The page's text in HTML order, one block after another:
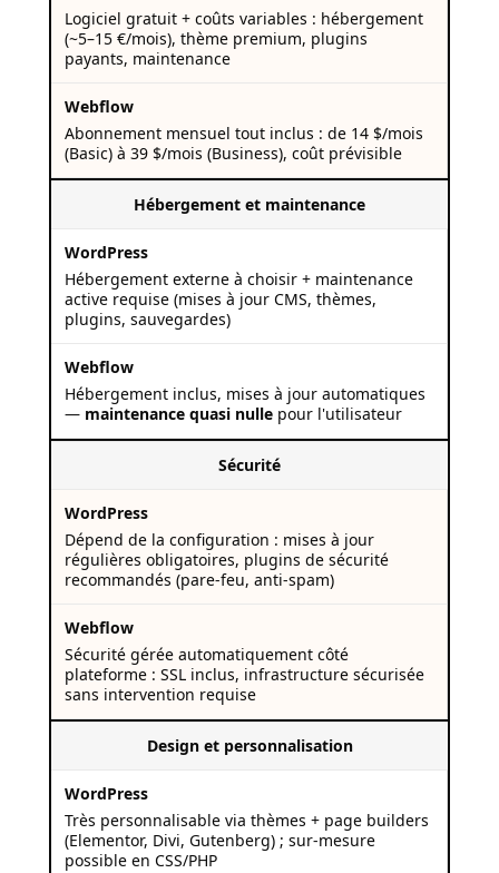
Logiciel gratuit + coûts variables : hébergement
(~5–15 €/mois), thème premium, plugins
payants, maintenance
Abonnement mensuel tout inclus : de 14 $/mois
(Basic) à 39 $/mois (Business), coût prévisible
Hébergement et maintenance
Hébergement externe à choisir + maintenance
active requise (mises à jour CMS, thèmes,
plugins, sauvegardes)
Hébergement inclus, mises à jour automatiques
— maintenance quasi nulle pour l'utilisateur
Sécurité
Dépend de la configuration : mises à jour
régulières obligatoires, plugins de sécurité
recommandés (pare-feu, anti-spam)
Sécurité gérée automatiquement côté
plateforme : SSL inclus, infrastructure sécurisée
sans intervention requise
Design et personnalisation
Très personnalisable via thèmes + page builders
(Elementor, Divi, Gutenberg) ; sur-mesure
possible en CSS/PHP